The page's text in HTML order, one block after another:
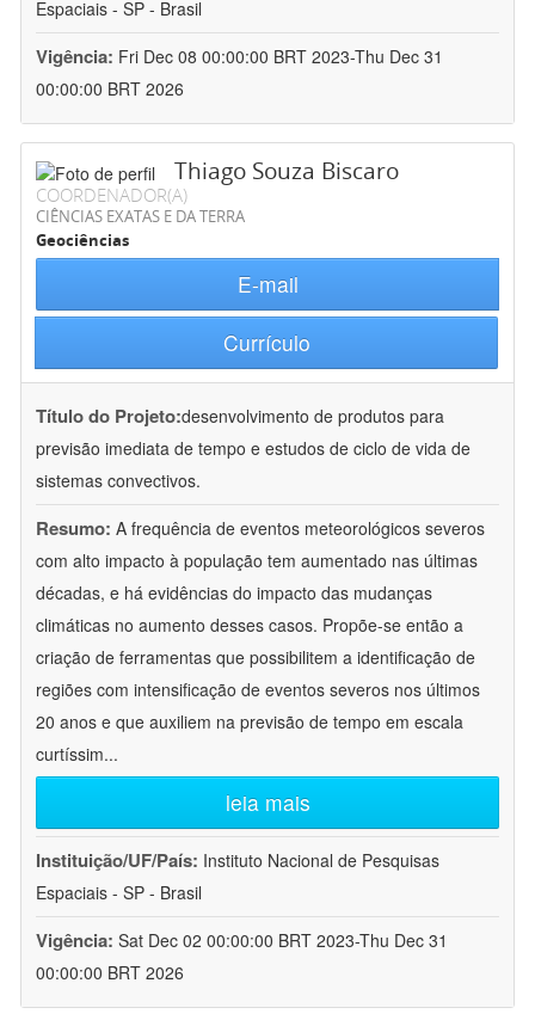
Espaciais - SP - Brasil
Vigência: Fri Dec 08 00:00:00 BRT 2023-Thu Dec 31
00:00:00 BRT 2026
Thiago Souza Biscaro
COORDENADOR(A)
CIÊNCIAS EXATAS E DA TERRA
Geociências
E-mail
Currículo
Título do Projeto:desenvolvimento de produtos para
previsão imediata de tempo e estudos de ciclo de vida de
sistemas convectivos.
Resumo: A frequência de eventos meteorológicos severos
com alto impacto à população tem aumentado nas últimas
décadas, e há evidências do impacto das mudanças
climáticas no aumento desses casos. Propõe-se então a
criação de ferramentas que possibilitem a identificação de
regiões com intensificação de eventos severos nos últimos
20 anos e que auxiliem na previsão de tempo em escala
curtíssim...
leia mais
Instituição/UF/País: Instituto Nacional de Pesquisas
Espaciais - SP - Brasil
Vigência: Sat Dec 02 00:00:00 BRT 2023-Thu Dec 31
00:00:00 BRT 2026